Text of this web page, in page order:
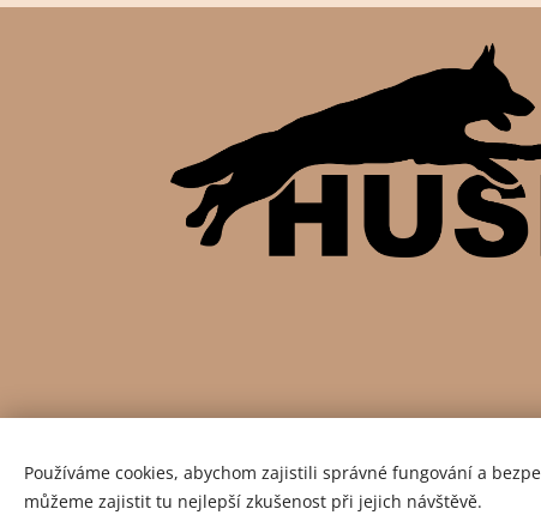
Používáme cookies, abychom zajistili správné fungování a
můžeme zajistit tu nejlepší zkušenost při jejich návštěvě.